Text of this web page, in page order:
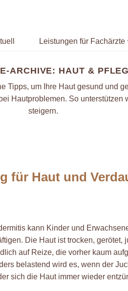
Leistungen für Fachärzte
ARCHIVE: HAUT &
Tipps, um Ihre Haut gesund und
Hautproblemen. So
steigern.
für Haut und
kann Kinder und
Die Haut ist trocken, gerötet,
auf Reize, die vorher kaum
belastend wird es, wenn der
sich die Haut immer wieder